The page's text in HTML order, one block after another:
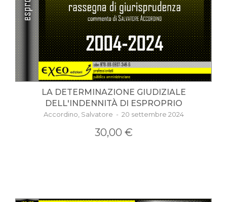
LA DETERMINAZIONE GIUDIZIALE
DELL'INDENNITÀ DI ESPROPRIO
Accordino, Salvatore - 20 settembre 2024
30,00 €